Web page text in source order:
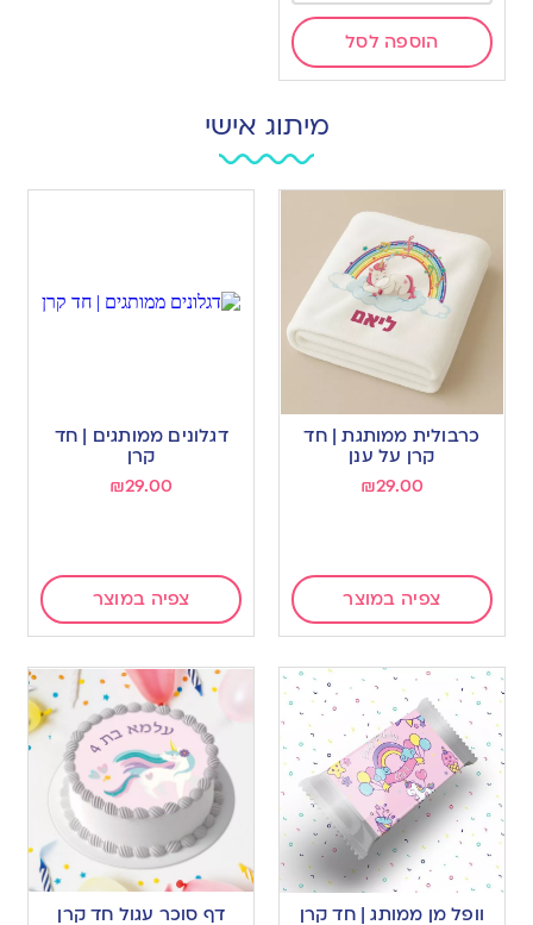
הוספה לסל
מיתוג אישי
כרבולית ממותגת | חד
קרן על ענן
₪29.00
צפיה במוצר
דגלונים ממותגים | חד
קרן
₪29.00
צפיה במוצר
וופל מן ממותג | חד קרן
דף סוכר עגול חד קרן